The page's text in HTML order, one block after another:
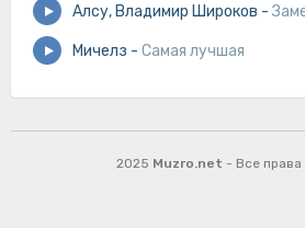
Алсу, Владимир Широков -
Мичелз - Самая лучшая
2025 Muzro.net - Все